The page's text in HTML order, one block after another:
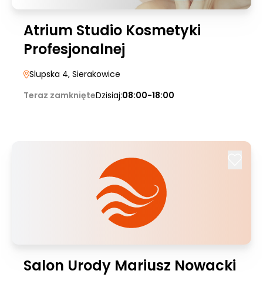
Atrium Studio Kosmetyki
Profesjonalnej
Slupska 4, Sierakowice
Teraz zamknięteDzisiaj:08:00-18:00
Salon Urody Mariusz Nowacki